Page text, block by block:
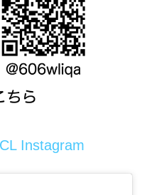
Instagram